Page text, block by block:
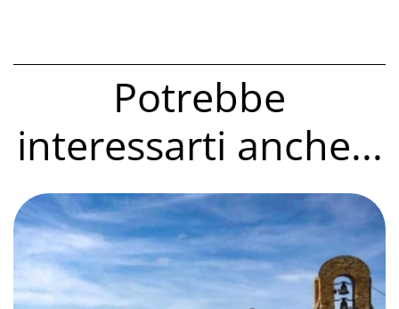
Potrebbe
interessarti anche...